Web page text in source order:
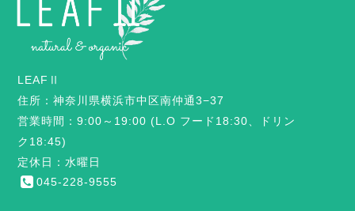
LEAFⅡ
住所：神奈川県横浜市中区南仲通3−37
営業時間：9:00～19:00 (L.O フード18:30、ドリン
ク18:45)
定休日：水曜日
045-228-9555